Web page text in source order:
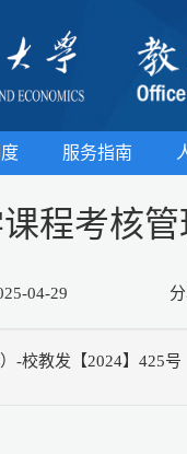
服务指南
程考核管
04-29
-校教发【2024】425号